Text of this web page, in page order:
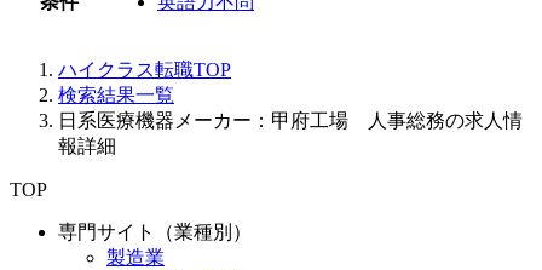
ハイクラス転職TOP
検索結果一覧
日系医療機器メーカー：甲府工場 人事総務の求人情
報詳細
TOP
専門サイト（業種別）
製造業